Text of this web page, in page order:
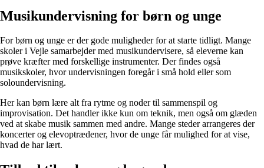
Musikundervisning for børn og unge
For børn og unge er der gode muligheder for at starte tidligt. Mange
skoler i Vejle samarbejder med musikundervisere, så eleverne kan
prøve kræfter med forskellige instrumenter. Der findes også
musikskoler, hvor undervisningen foregår i små hold eller som
soloundervisning.
Her kan børn lære alt fra rytme og noder til sammenspil og
improvisation. Det handler ikke kun om teknik, men også om glæden
ved at skabe musik sammen med andre. Mange steder arrangeres der
koncerter og elevoptrædener, hvor de unge får mulighed for at vise,
hvad de har lært.